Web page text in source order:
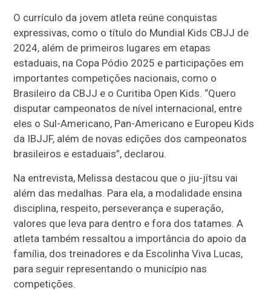
O currículo da jovem atleta reúne conquistas
expressivas, como o título do Mundial Kids CBJJ de
2024, além de primeiros lugares em etapas
estaduais, na Copa Pódio 2025 e participações em
importantes competições nacionais, como o
Brasileiro da CBJJ e o Curitiba Open Kids. “Quero
disputar campeonatos de nível internacional, entre
eles o Sul-Americano, Pan-Americano e Europeu Kids
da IBJJF, além de novas edições dos campeonatos
brasileiros e estaduais”, declarou.
Na entrevista, Melissa destacou que o jiu-jítsu vai
além das medalhas. Para ela, a modalidade ensina
disciplina, respeito, perseverança e superação,
valores que leva para dentro e fora dos tatames. A
atleta também ressaltou a importância do apoio da
família, dos treinadores e da Escolinha Viva Lucas,
para seguir representando o município nas
competições.